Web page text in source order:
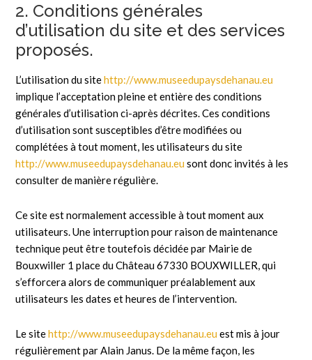
2. Conditions générales
d’utilisation du site et des services
proposés.
L’utilisation du sitehttp://www.museedupaysdehanau.eu
implique l’acceptation pleine et entière des conditions
générales d’utilisation ci-après décrites. Ces conditions
d’utilisation sont susceptibles d’être modifiées ou
complétées à tout moment, les utilisateurs du site
http://www.museedupaysdehanau.eu sont donc invités à les
consulter de manière régulière.
Ce site est normalement accessible à tout moment aux
utilisateurs. Une interruption pour raison de maintenance
technique peut être toutefois décidée par Mairie de
Bouxwiller 1 place du Château 67330 BOUXWILLER, qui
s’efforcera alors de communiquer préalablement aux
utilisateurs les dates et heures de l’intervention.
Le sitehttp://www.museedupaysdehanau.eu est mis à jour
régulièrement par Alain Janus. De la même façon, les